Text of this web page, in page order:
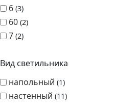
6 3
60 2
7 2
Вид светильника
напольный 1
настенный 11